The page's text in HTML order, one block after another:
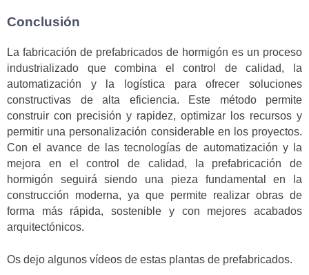
Conclusión
La fabricación de prefabricados de hormigón es un proceso
industrializado que combina el control de calidad, la
automatización y la logística para ofrecer soluciones
constructivas de alta eficiencia. Este método permite
construir con precisión y rapidez, optimizar los recursos y
permitir una personalización considerable en los proyectos.
Con el avance de las tecnologías de automatización y la
mejora en el control de calidad, la prefabricación de
hormigón seguirá siendo una pieza fundamental en la
construcción moderna, ya que permite realizar obras de
forma más rápida, sostenible y con mejores acabados
arquitectónicos.
Os dejo algunos vídeos de estas plantas de prefabricados.